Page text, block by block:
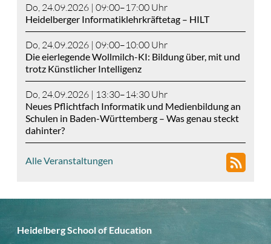
Do, 24.09.2026 | 09:00–17:00 Uhr
Heidelberger Informatiklehrkräftetag – HILT
Do, 24.09.2026 | 09:00–10:00 Uhr
Die eierlegende Wollmilch-KI: Bildung über, mit und
trotz Künstlicher Intelligenz
Do, 24.09.2026 | 13:30–14:30 Uhr
Neues Pflichtfach Informatik und Medienbildung an
Schulen in Baden-Württemberg – Was genau steckt
dahinter?
Alle Veranstaltungen
Heidelberg School of Education